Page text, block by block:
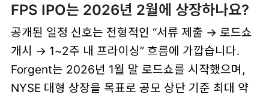
FPS IPO는 2026년 2월에 상장하나요?
공개된 일정 신호는 전형적인 “서류 제출 → 로드쇼
개시 → 1~2주 내 프라이싱” 흐름에 가깝습니다.
Forgent는 2026년 1월 말 로드쇼를 시작했으며,
NYSE 대형 상장을 목표로 공모 상단 기준 최대 약